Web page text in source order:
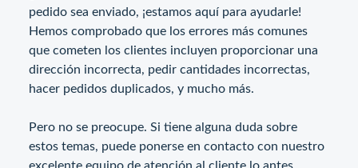
pedido sea enviado, ¡estamos aquí para ayudarle!
Hemos comprobado que los errores más comunes
que cometen los clientes incluyen proporcionar una
dirección incorrecta, pedir cantidades incorrectas,
hacer pedidos duplicados, y mucho más.
Pero no se preocupe. Si tiene alguna duda sobre
estos temas, puede ponerse en contacto con nuestro